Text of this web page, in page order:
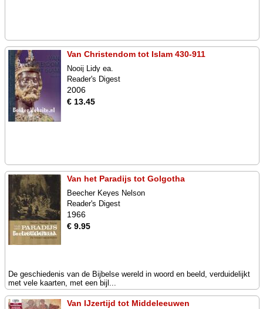
Van Christendom tot Islam 430-911
Nooij Lidy ea.
Reader's Digest
2006
€ 13.45
Van het Paradijs tot Golgotha
Beecher Keyes Nelson
Reader's Digest
1966
€ 9.95
De geschiedenis van de Bijbelse wereld in woord en beeld, verduidelijkt
met vele kaarten, met een bijl...
Van IJzertijd tot Middeleeuwen